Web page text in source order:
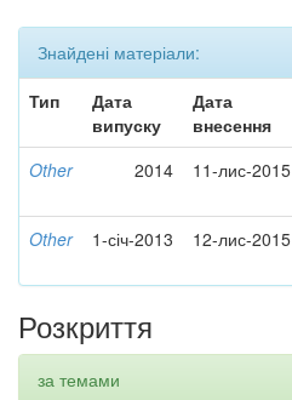
Знайдені матеріали:
Тип
Дата
випуску
Дата
внесення
Other 2014 11-лис-2015
Other 1-січ-2013 12-лис-2015
Розкриття
за темами